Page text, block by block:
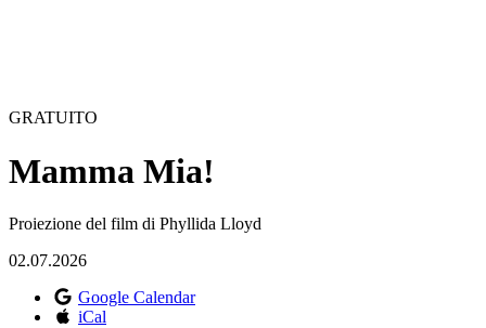
GRATUITO
Mamma Mia!
Proiezione del film di Phyllida Lloyd
02.07.2026
Google Calendar
iCal